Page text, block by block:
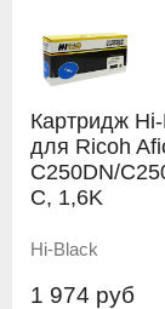
Картридж
для Ricoh
C250DN/
C, 1,6K
Hi-Black
1 974 руб